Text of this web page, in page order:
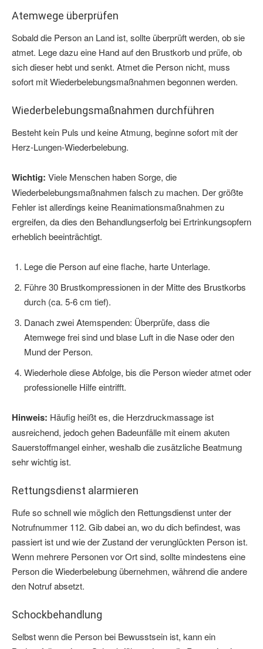
Atemwege überprüfen
Sobald die Person an Land ist, sollte überprüft werden, ob sie
atmet. Lege dazu eine Hand auf den Brustkorb und prüfe, ob
sich dieser hebt und senkt. Atmet die Person nicht, muss
sofort mit Wiederbelebungsmaßnahmen begonnen werden.
Wiederbelebungsmaßnahmen durchführen
Besteht kein Puls und keine Atmung, beginne sofort mit der
Herz-Lungen-Wiederbelebung.
Wichtig: Viele Menschen haben Sorge, die
Wiederbelebungsmaßnahmen falsch zu machen. Der größte
Fehler ist allerdings keine Reanimationsmaßnahmen zu
ergreifen, da dies den Behandlungserfolg bei Ertrinkungsopfern
erheblich beeinträchtigt.
Lege die Person auf eine flache, harte Unterlage.
Führe 30 Brustkompressionen in der Mitte des Brustkorbs
durch (ca. 5-6 cm tief).
Danach zwei Atemspenden: Überprüfe, dass die
Atemwege frei sind und blase Luft in die Nase oder den
Mund der Person.
Wiederhole diese Abfolge, bis die Person wieder atmet oder
professionelle Hilfe eintrifft.
Hinweis: Häufig heißt es, die Herzdruckmassage ist
ausreichend, jedoch gehen Badeunfälle mit einem akuten
Sauerstoffmangel einher, weshalb die zusätzliche Beatmung
sehr wichtig ist.
Rettungsdienst alarmieren
Rufe so schnell wie möglich den Rettungsdienst unter der
Notrufnummer 112. Gib dabei an, wo du dich befindest, was
passiert ist und wie der Zustand der verunglückten Person ist.
Wenn mehrere Personen vor Ort sind, sollte mindestens eine
Person die Wiederbelebung übernehmen, während die andere
den Notruf absetzt.
Schockbehandlung
Selbst wenn die Person bei Bewusstsein ist, kann ein